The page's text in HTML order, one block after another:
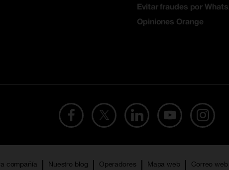
Evitar fraudes por
Opiniones Orange
compañía Nuestro blog Operadores Mapa web Correo web